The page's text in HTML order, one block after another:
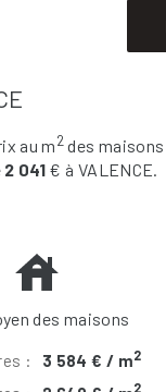
au m2 des
2 041 € à VALENCE.
des maisons
: 3 584 € / m2
2